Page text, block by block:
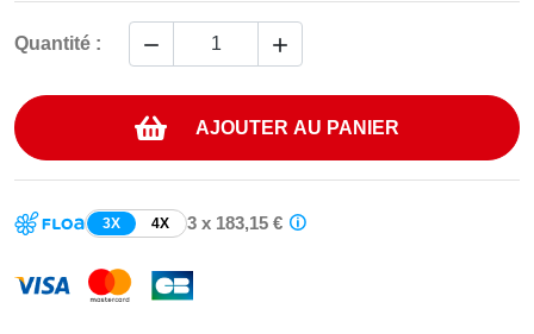
Quantité :  
AJOUTER AU PANIER
3X 4X 3 x 183,15 €